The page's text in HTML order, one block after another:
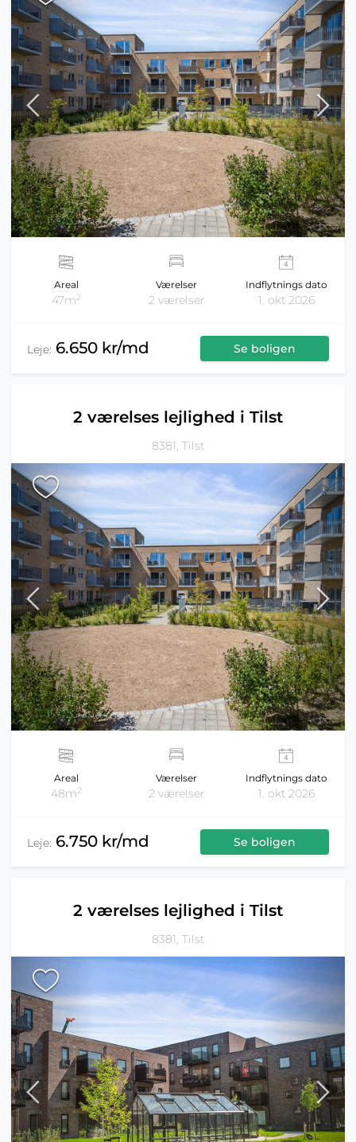
Areal
47m2
Værelser
2 værelser
Indflytnings dato
1. okt 2026
Leje: 6.650 kr/md Se boligen
2 værelses lejlighed i Tilst
8381, Tilst
Areal
48m2
Værelser
2 værelser
Indflytnings dato
1. okt 2026
Leje: 6.750 kr/md Se boligen
2 værelses lejlighed i Tilst
8381, Tilst